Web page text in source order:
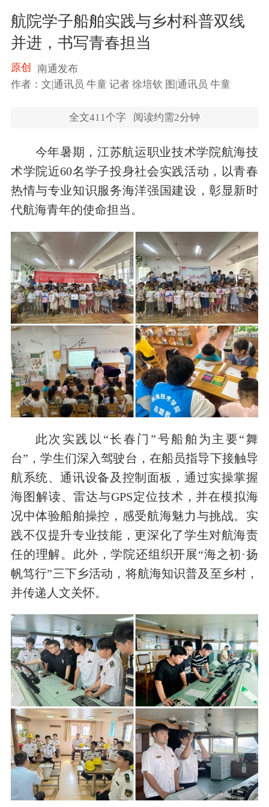
航院学子船舶实践与乡村科普双线
并进，书写青春担当
原创
南通发布
作者：文|通讯员 牛童 记者 徐培钦 图|通讯员 牛童
全文411个字 阅读约需2分钟
今年暑期，江苏航运职业技术学院航海技
术学院近60名学子投身社会实践活动，以青春
热情与专业知识服务海洋强国建设，彰显新时
代航海青年的使命担当。
此次实践以“长春门”号船舶为主要“舞
台”，学生们深入驾驶台，在船员指导下接触导
航系统、通讯设备及控制面板，通过实操掌握
海图解读、雷达与GPS定位技术，并在模拟海
况中体验船舶操控，感受航海魅力与挑战。实
践不仅提升专业技能，更深化了学生对航海责
任的理解。此外，学院还组织开展“海之初·扬
帆笃行”三下乡活动，将航海知识普及至乡村，
并传递人文关怀。